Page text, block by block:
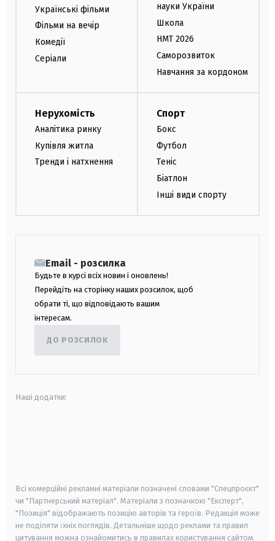
Українські фільми
Фільми на вечір
Комедії
Серіали
науки України
Школа
НМТ 2026
Саморозвиток
Навчання за кордоном
Нерухомість
Аналітика ринку
Купівля житла
Тренди і натхнення
Спорт
Бокс
Футбол
Теніс
Біатлон
Інші види спорту
Email - розсилка
Будьте в курсі всіх новин і оновлень!
Перейдіть на сторінку наших розсилок, щоб
обрати ті, що відповідають вашим
інтересам.
ДО РОЗСИЛОК
Наші додатки:
Всі комерційні рекламні матеріали позначені словами "Спецпроєкт"
чи "Партнерський матеріал". Матеріали з позначкою "Експерт",
"Позиція" відображають позицію авторів та героїв. Редакція може
не поділяти їхніх поглядів. Детальніше щодо реклами та правил
цитування можна ознайомитись в правилах користування сайтом.